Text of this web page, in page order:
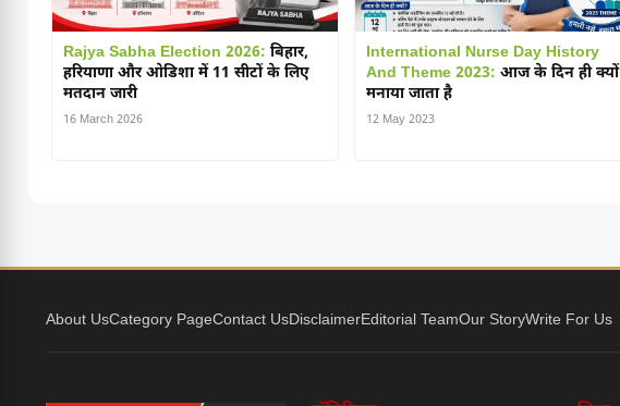
Rajya Sabha Election 2026: बिहार,
हरियाणा और ओडिशा में 11 सीटों के लिए
मतदान जारी
16 March 2026
International Nurse Day History
And Theme 2023: आज के दिन ही क्यों
मनाया जाता है
12 May 2023
About UsCategory PageContact UsDisclaimerEditorial TeamOur StoryWrite For Us